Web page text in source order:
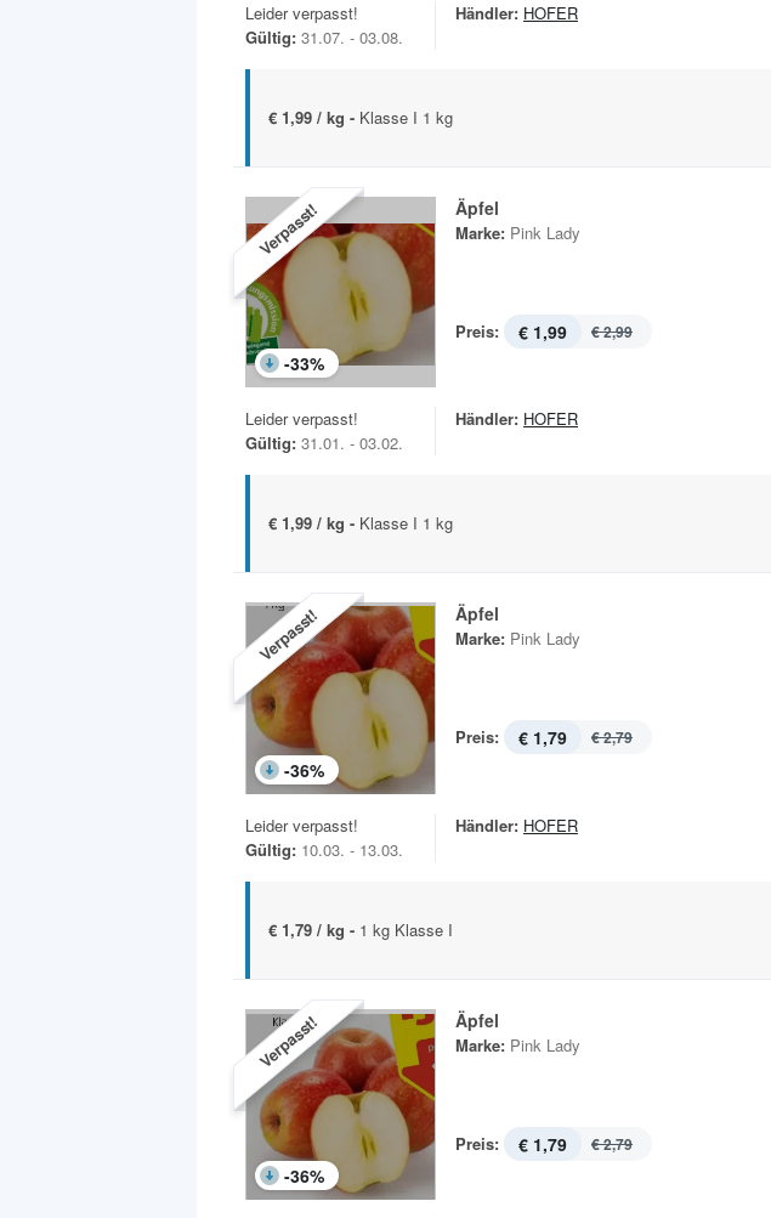
Leider verpasst!
Gültig: 31.07. - 03.08.
Händler: HOFER
€ 1,99 / kg - Klasse I 1 kg
Verpasst!
-33%
Äpfel
Marke: Pink Lady
Preis: € 1,99 € 2,99
Leider verpasst!
Gültig: 31.01. - 03.02.
Händler: HOFER
€ 1,99 / kg - Klasse I 1 kg
Verpasst!
-36%
Äpfel
Marke: Pink Lady
Preis: € 1,79 € 2,79
Leider verpasst!
Gültig: 10.03. - 13.03.
Händler: HOFER
€ 1,79 / kg - 1 kg Klasse I
Verpasst!
-36%
Äpfel
Marke: Pink Lady
Preis: € 1,79 € 2,79